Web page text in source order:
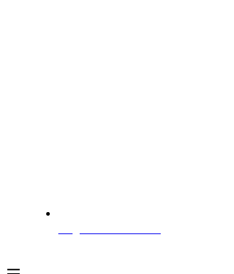
Ring til os:86 97 46 00